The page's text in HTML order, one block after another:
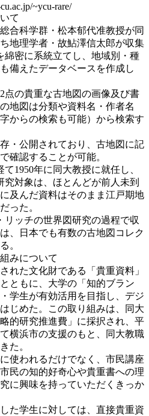
~ycu-rare/
て
合科学群・松本郁代准教授が同
地理学者・故鮎澤信太郎が収集
綿密に系統立てし、地域別・種
備えたデータベースを作成し
の貴重な古地図の画像及び書
地図は分類や資料名・作者名
からの検索も可能）から検索す
・公開されており、古地図に記
確認することが可能。
1950年に同大教授に就任し、
対象は、ほとんどが前人未到
及んだ資料はそのまま江戸期地
った。
ッチの世界図研究の過程で収
、日本でも有数の古地図コレク
。
みについて
れた文化財である「貴重資料」
ともに、大学の「知的ブラン
学生が有効活用を目指し、デジ
じめた。この取り組みは、同大
的研究推進費」に採択され、平
横浜市の支援のもと、同大教職
た。
使われるだけでなく、市民講座
民の知的好奇心や貴重書への理
に興味を持っていただくきっか
た学生に対しては、直接貴重資